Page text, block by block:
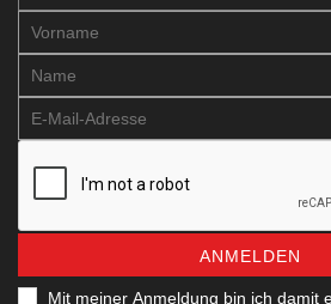
ANMELDEN
Mit meiner Anmeldung bin ich damit